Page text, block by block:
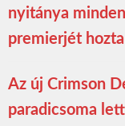
nyitánya
premierjét hozta
Az új Crimson
paradicsoma